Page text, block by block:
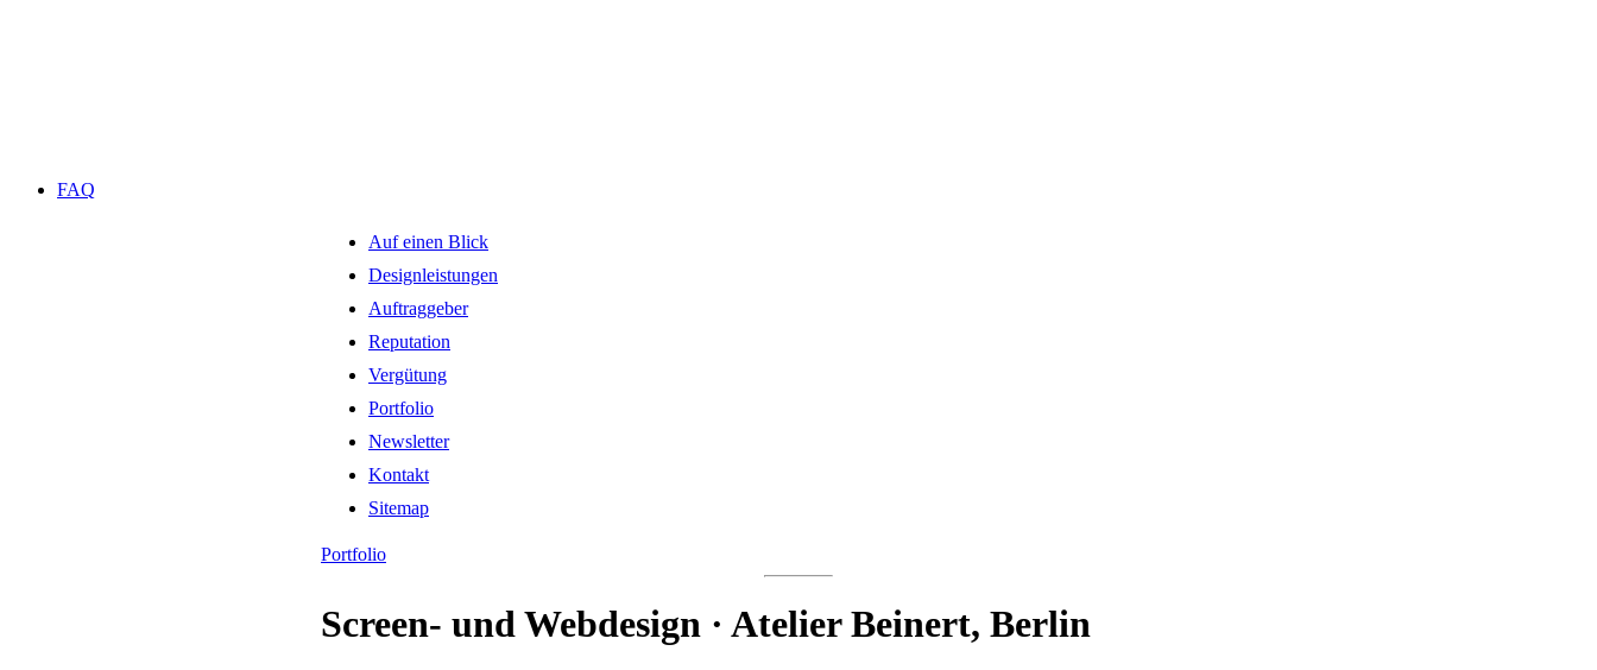
FAQ
Auf einen Blick
Designleistungen
Auftraggeber
Reputation
Vergütung
Portfolio
Newsletter
Kontakt
Sitemap
Portfolio
Screen- und Webdesign · Atelier Beinert, Berlin